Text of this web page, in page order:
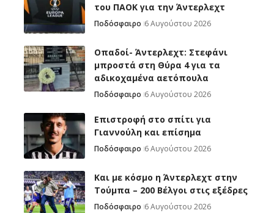
του ΠΑΟΚ για την Άντερλεχτ
Ποδόσφαιρο 6 Αυγούστου 2026
Οπαδοί- Άντερλεχτ: Στεφάνι
μπροστά στη Θύρα 4 για τα
αδικοχαμένα αετόπουλα
Ποδόσφαιρο 6 Αυγούστου 2026
Επιστροφή στο σπίτι για
Γιαννούλη και επίσημα
Ποδόσφαιρο 6 Αυγούστου 2026
Και με κόσμο η Άντερλεχτ στην
Τούμπα – 200 Βέλγοι στις εξέδρες
Ποδόσφαιρο 6 Αυγούστου 2026